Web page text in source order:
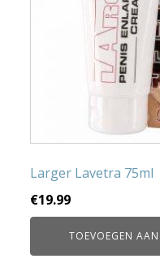
Larger Lavetra 75ml
€19.99
TOEVOEGEN